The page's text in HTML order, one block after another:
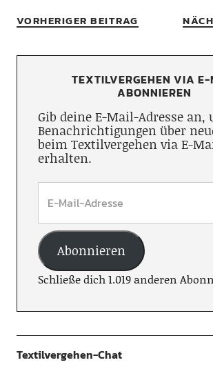
VORHERIGER BEITRAG
TEXTILVERGEHEN VIA
ABONNIEREN
Gib deine E-Mail-Adresse an,
Benachrichtigungen über
beim Textilvergehen via E-
erhalten.
Abonnieren
Schließe dich 1.019 anderen
Textilvergehen-Chat